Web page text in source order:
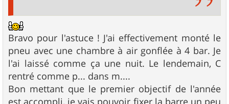
Bravo pour l'astuce ! J'ai effectivement monté le
pneu avec une chambre à air gonflée à 4 bar. Je
l'ai laissé comme ça une nuit. Le lendemain, C
rentré comme p... dans m....
Bon mettant que le premier objectif de l'année
est accompli, je vais pouvoir fixer la barre un peu